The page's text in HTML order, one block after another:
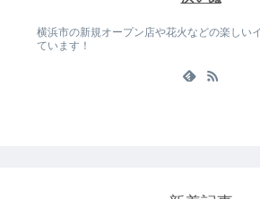
横浜市の新規オープン店や花火などの楽しい
ています！